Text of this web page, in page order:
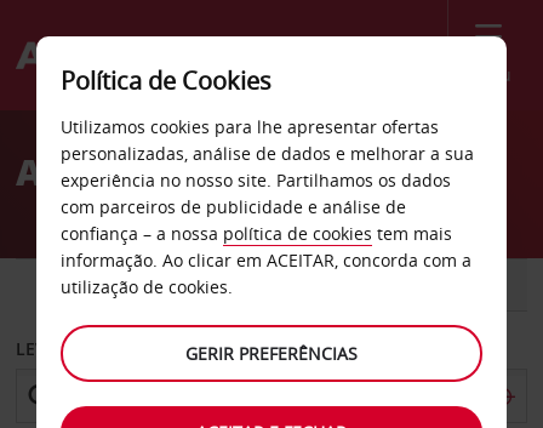
Menu
Welcome
AvisAluguer de carros Rogers
CARRO
LEVANTAR EM
Política de Cookies
Utilizamos cookies para lhe apresentar ofertas
personalizadas, análise de dados e melhorar a sua
experiência no nosso site. Partilhamos os dados
com parceiros de publicidade e análise de
confiança – a nossa política de cookies tem mais
informação. Ao clicar em ACEITAR, concorda com a
utilização de cookies.
GERIR PREFERÊNCIAS